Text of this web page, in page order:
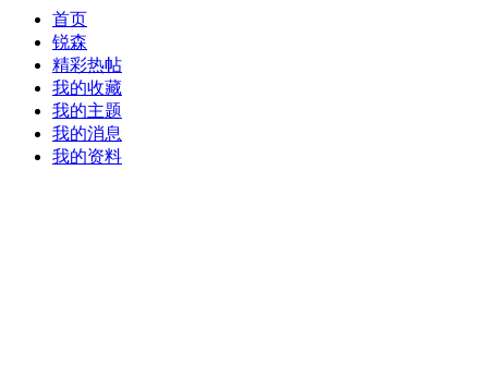
首页
锐森
精彩热帖
我的收藏
我的主题
我的消息
我的资料